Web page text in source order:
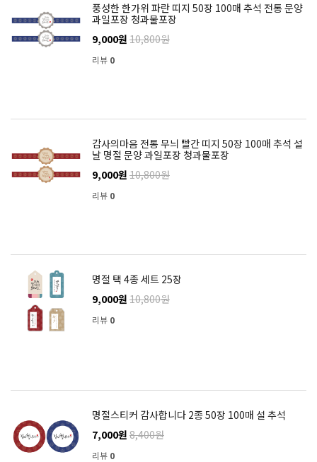
풍성한 한가위 파란 띠지 50장 100매 추석 전통 문양
과일포장 청과물포장
9,000원 10,800원
리뷰 0
감사의마음 전통 무늬 빨간 띠지 50장 100매 추석 설
날 명절 문양 과일포장 청과물포장
9,000원 10,800원
리뷰 0
명절 택 4종 세트 25장
9,000원 10,800원
리뷰 0
명절스티커 감사합니다 2종 50장 100매 설 추석
7,000원 8,400원
리뷰 0